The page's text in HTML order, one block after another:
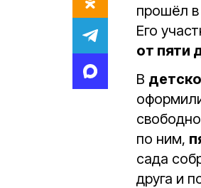
прошёл в
Его
от пяти
В
по ним,
сада
друга и